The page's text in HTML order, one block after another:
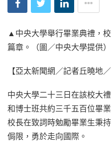
▲中央大學舉行畢業典禮，
篇章。（圖／中央大學提供）
【亞太新聞網／記者丘曉地
中央大學二十三日在該校大
和博士班共約三千五百位畢
校長在致詞時勉勵畢業生秉
侷限，勇於走向國際。